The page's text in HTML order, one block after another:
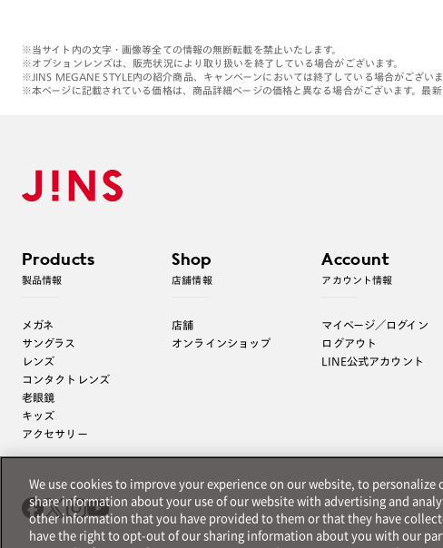
※当サイト内の文字・画像等全ての情報の無断転載を禁止いたします。
※オプションレンズは、販売状況により取り扱いを終了している場合がございます。
※JINS MEGANE STYLE内の紹介商品、キャンペーンにおいては終了している場合がございま
※本ページに記載されている価格は、商品詳細ページの価格と異なる場合がございます。最
Products
製品情報
メガネ
サングラス
レンズ
コンタクトレンズ
老眼鏡
キッズ
アクセサリー
Shop
店舗情報
店舗
オンラインショップ
Account
アカウント情報
マイページ／ログイン
ログアウト
LINE公式アカウント
We use cookies to improve your experience on our website, to
share information about your use of our website with advertising and
other information that you have provided to them or that they have
have the right to opt-out of our sharing information about you with our